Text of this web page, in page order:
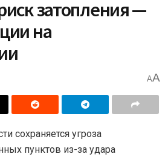
затопления —
на
AA
сохраняется угроза
пунктов из-за удара